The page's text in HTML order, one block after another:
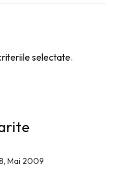
selectate.